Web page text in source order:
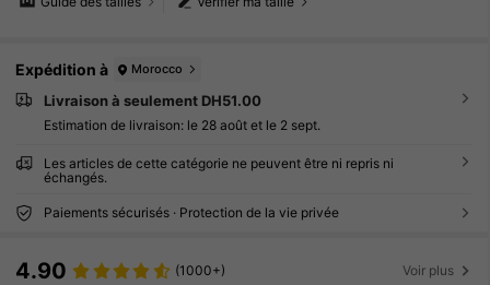
Expédition à Morocco
Livraison à seulement DH51.00
Estimation de livraison: le 28 août et le 2 sept.
Les articles de cette catégorie ne peuvent être ni repris ni
échangés.
Paiements sécurisés · Protection de la vie privée
4.90 (1000+) Voir plus